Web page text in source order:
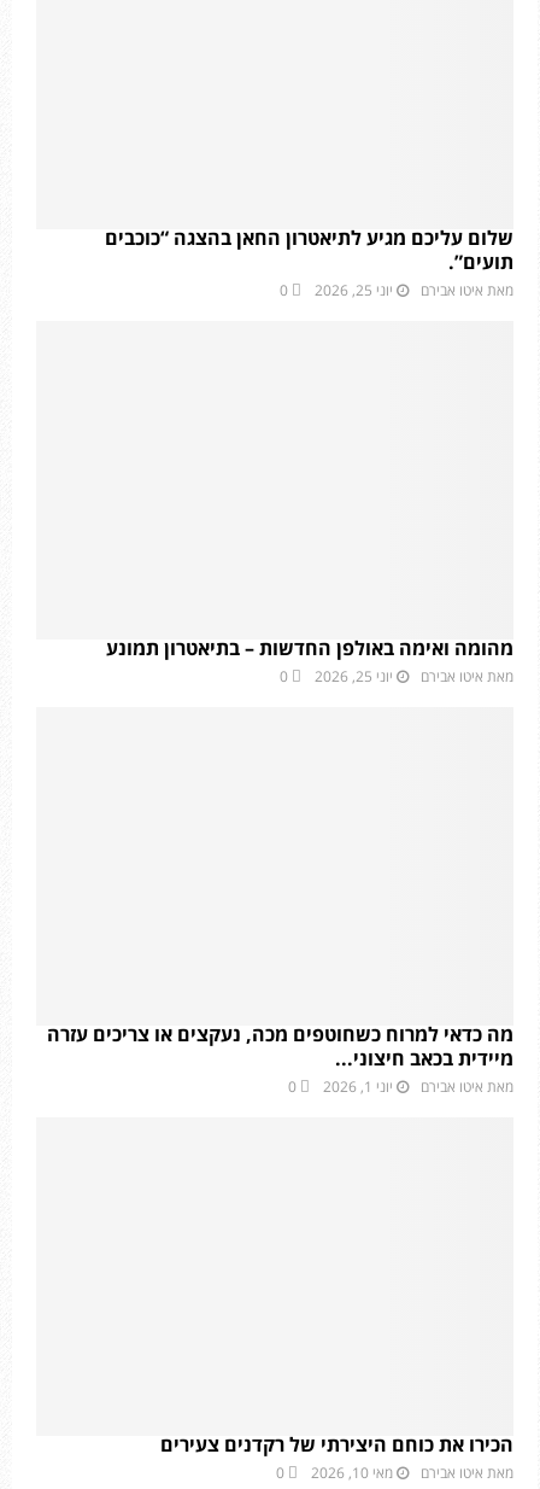
שלום עליכם מגיע לתיאטרון החאן בהצגה “כוכבים
תועים”.
מאת איטו אבירם יוני 25, 2026 0
מהומה ואימה באולפן החדשות – בתיאטרון תמונע
מאת איטו אבירם יוני 25, 2026 0
מה כדאי למרוח כשחוטפים מכה, נעקצים או צריכים עזרה
מיידית בכאב חיצוני...
מאת איטו אבירם יוני 1, 2026 0
הכירו את כוחם היצירתי של רקדנים צעירים
מאת איטו אבירם מאי 10, 2026 0